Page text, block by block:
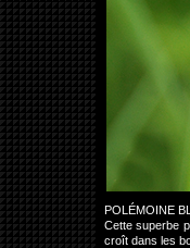
POLÉMOINE
Cette superbe
croît dans les